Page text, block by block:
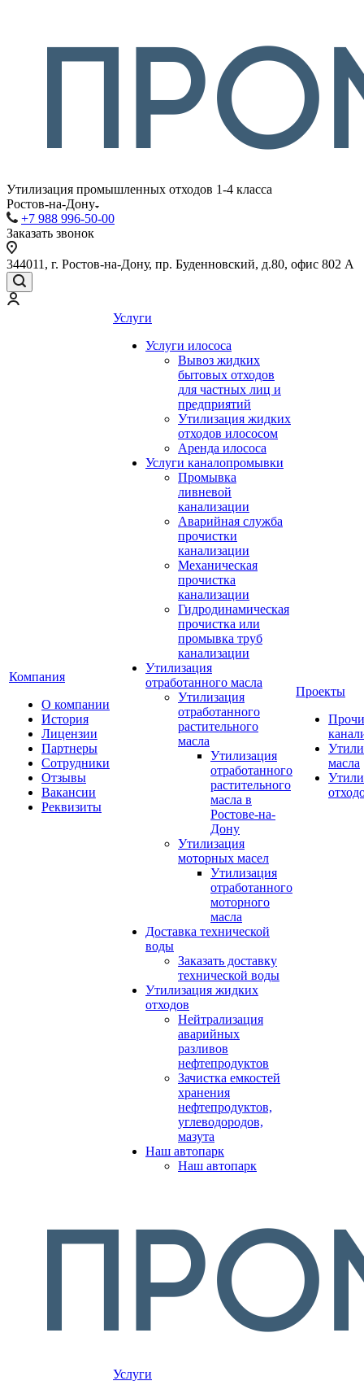
Утилизация промышленных отходов 1-4 класса
Ростов-на-Дону
+7 988 996-50-00
Заказать звонок
344011, г. Ростов-на-Дону, пр. Буденновский, д.80, офис 802 А
Компания
О компании
История
Лицензии
Партнеры
Сотрудники
Отзывы
Вакансии
Реквизиты
Услуги
Услуги илососа
Вывоз жидких
бытовых отходов
для частных лиц и
предприятий
Утилизация жидких
отходов илососом
Аренда илососа
Услуги каналопромывки
Промывка
ливневой
канализации
Аварийная служба
прочистки
канализации
Механическая
прочистка
канализации
Гидродинамическая
прочистка или
промывка труб
канализации
Утилизация
отработанного масла
Утилизация
отработанного
растительного
масла
Утилизация
отработанного
растительного
масла в
Ростове-на-
Дону
Утилизация
моторных масел
Утилизация
отработанного
моторного
масла
Доставка технической
воды
Заказать доставку
технической воды
Утилизация жидких
отходов
Нейтрализация
аварийных
разливов
нефтепродуктов
Зачистка емкостей
хранения
нефтепродуктов,
углеводородов,
мазута
Наш автопарк
Наш автопарк
Проекты
масла
Услуги